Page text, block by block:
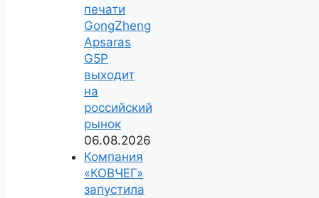
печати
GongZheng
Apsaras
G5P
выходит
на
российский
рынок
06.08.2026
Компания
«КОВЧЕГ»
запустила